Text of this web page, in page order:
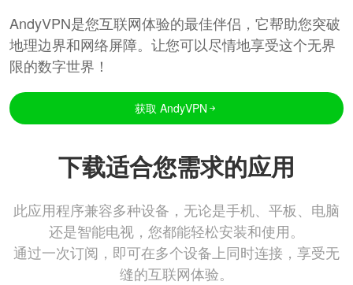
AndyVPN是您互联网体验的最佳伴侣，它帮助您突破
地理边界和网络屏障。让您可以尽情地享受这个无界
限的数字世界！
获取 AndyVPN
下载适合您需求的应用
此应用程序兼容多种设备，无论是手机、平板、电脑
还是智能电视，您都能轻松安装和使用。
通过一次订阅，即可在多个设备上同时连接，享受无
缝的互联网体验。